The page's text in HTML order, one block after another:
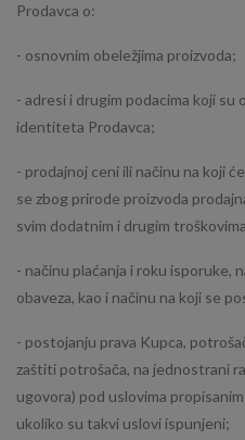
Prodavca o:
- osnovnim obeležjima proizvoda;
- adresi i drugim podacima koji su
identiteta Prodavca;
- prodajnoj ceni ili načinu na koji
se zbog prirode proizvoda
svim dodatnim i drugim
- načinu plaćanja i roku isporuke,
obaveza, kao i načinu na koji se
- postojanju prava Kupca,
zaštiti potrošača, na jednostrani
ugovora) pod uslovima
ukoliko su takvi uslovi ispunjeni;